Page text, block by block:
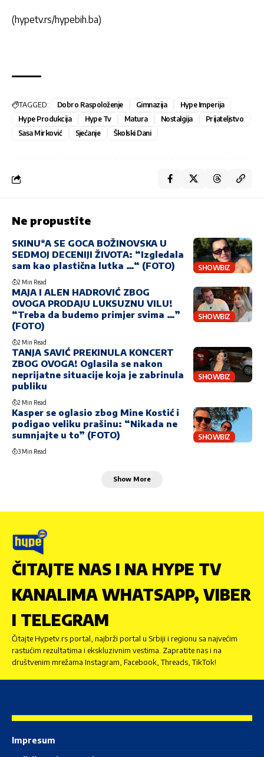
(hypetv.rs/hypebih.ba)
TAGGED: Dobro Raspoloženje Gimnazija
Hype Imperija
Hype Produkcija
Hype Tv Matura Nostalgija
Prijateljstvo
Sasa Mirković
Sjećanje Školski Dani
Ne propustite
SHOWBIZ
SKINU*A SE GOCA BOŽINOVSKA U
SEDMOJ DECENIJI ŽIVOTA: “Izgledala
sam kao plastična lutka …“ (FOTO)
2 Min Read
SHOWBIZ
MAJA I ALEN HADROVIĆ ZBOG
OVOGA PRODAJU LUKSUZNU VILU!
“Treba da budemo primjer svima …”
(FOTO)
2 Min Read
SHOWBIZ
TANJA SAVIĆ PREKINULA KONCERT
ZBOG OVOGA! Oglasila se nakon
neprijatne situacije koja je zabrinula
publiku
2 Min Read
SHOWBIZ
Kasper se oglasio zbog Mine Kostić i
podigao veliku prašinu: “Nikada ne
sumnjajte u to” (FOTO)
3 Min Read
Show More
ČITAJTE NAS I NA HYPE TV
KANALIMA WHATSAPP, VIBER
I TELEGRAM
Čitajte Hypetv.rs portal, najbrži portal u Srbiji i regionu sa najvećim
rastućim rezultatima i ekskluzivnim vestima. Zapratite nas i na
društvenim mrežama Instagram, Facebook, Threads, TikTok!
Impresum